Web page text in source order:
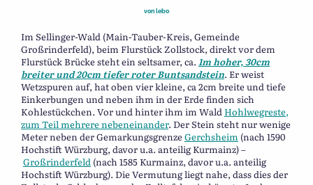
von lebo
Im Sellinger-Wald (Main-Tauber-Kreis, Gemeinde
Großrinderfeld), beim Flurstück Zollstock, direkt vor dem
Flurstück Brücke steht ein seltsamer, ca. 1m hoher, 30cm
breiter und 20cm tiefer roter Buntsandstein. Er weist
Wetzspuren auf, hat oben vier kleine, ca 2cm breite und tiefe
Einkerbungen und neben ihm in der Erde finden sich
Kohlestückchen. Vor und hinter ihm im WaldHohlwegreste,
zum Teil mehrere nebeneinander. Der Stein steht nur wenige
Meter neben der GemarkungsgrenzeGerchsheim (nach 1590
Hochstift Würzburg, davor u.a. anteilig Kurmainz) –
Großrinderfeld (nach 1585 Kurmainz, davor u.a. anteilig
Hochstift Würzburg). Die Vermutung liegt nahe, dass dies der